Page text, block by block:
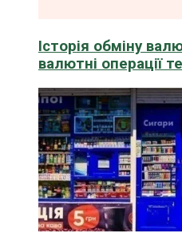
Історія обміну
валютні операції